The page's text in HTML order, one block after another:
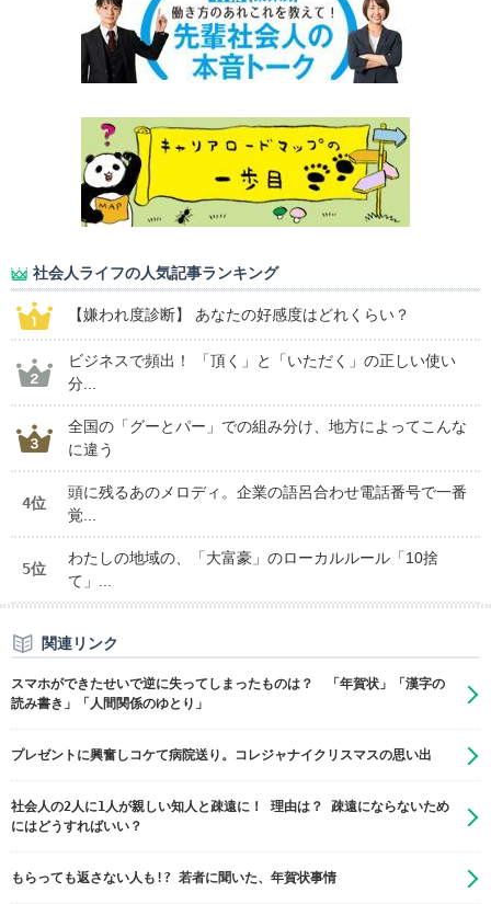
社会人ライフの人気記事ランキング
【嫌われ度診断】 あなたの好感度はどれくらい？
ビジネスで頻出！ 「頂く」と「いただく」の正しい使い
分...
全国の「グーとパー」での組み分け、地方によってこんな
に違う
4位
頭に残るあのメロディ。企業の語呂合わせ電話番号で一番
覚...
5位
わたしの地域の、「大富豪」のローカルルール「10捨
て」...
関連リンク
スマホができたせいで逆に失ってしまったものは？ 「年賀状」「漢字の
読み書き」「人間関係のゆとり」
プレゼントに興奮しコケて病院送り。コレジャナイクリスマスの思い出
社会人の2人に1人が親しい知人と疎遠に！ 理由は？ 疎遠にならないため
にはどうすればいい？
もらっても返さない人も!? 若者に聞いた、年賀状事情